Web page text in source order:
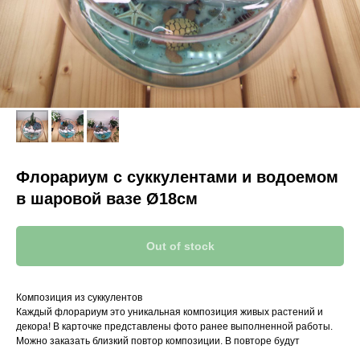
Флорариум с суккулентами и водоемом
в шаровой вазе Ø18см
Out of stock
Композиция из суккулентов
Каждый флорариум это уникальная композиция живых растений и
декора! В карточке представлены фото ранее выполненной работы.
Можно заказать близкий повтор композиции. В повторе будут